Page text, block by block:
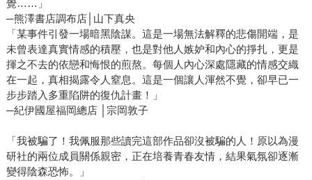
覺……」
─熊澤書店調布店│山下真央
「某事件引發一場暗黑陰謀。這是一場無法解釋的悲傷開端，是
未曾表達真實情感的積壓，也是對他人嫉妒和內心的掙扎，更是
揮之不去的依戀和悔恨的煎熬。每個人內心深處隱藏的情感交織
在一起，真相揭露令人窒息。這是一個讓人渾然不覺，卻早已一
步步踏入多重陷阱的復仇計畫！」
─紀伊國屋福岡總店 │宗岡敦子
「我被騙了！我佩服那些讀完這部作品卻沒被騙的人！原以為漫
研社的兩位成員關係親密，正在培養青春友情，結果氣氛卻逐漸
變得陰森恐怖。」